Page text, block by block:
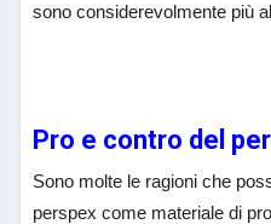
sono considerevolmente più
Pro e contro del
Sono molte le ragioni che
perspex come materiale di